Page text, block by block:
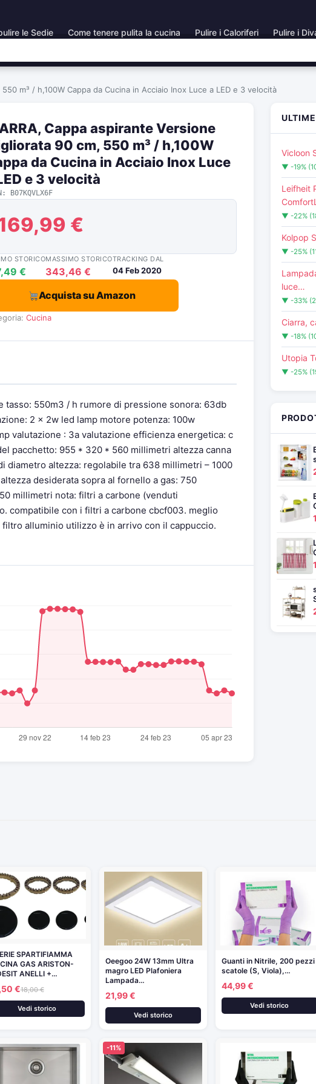
le Sedie Come tenere pulita la cucina Pulire i Caloriferi Pulire i
m³ / h,100W Cappa da Cucina in Acciaio Inox Luce a LED e 3 velocità
Cappa aspirante Versione
90 cm, 550 m³ / h,100W
da Cucina in Acciaio Inox Luce
e 3 velocità
B07KQVLX6F
€
STORICO
€
MASSIMO STORICO
343,46 €
TRACKING DAL
04 Feb 2020
Acquista su Amazon
Cucina
550m3 / h rumore di pressione sonora: 63db
2 x 2w led lamp motore potenza: 100w
valutazione : 3a valutazione efficienza energetica: c
pacchetto: 955 * 320 * 560 millimetri altezza canna
diametro altezza: regolabile tra 638 millimetri – 1000
desiderata sopra al fornello a gas: 750
millimetri nota: filtri a carbone (venduti
compatibile con i filtri a carbone cbcf003. meglio
alluminio utilizzo è in arrivo con il cappuccio.
Vicloon
▼ -19%
Leifheit
▼ -22%
Kolpop
▼ -25%
luce…
▼ -33%
Ciarra,
▼ -18%
Utopia
▼ -25%
SPARTIFIAMMA
GAS ARISTON-
ANELLI +…
€18,00 €
Vedi storico
Oeegoo 24W 13mm Ultra
magro LED Plafoniera
Lampada…
21,99 €
Vedi storico
Guanti in Nitrile, 200 pezzi
scatole (S, Viola),…
44,99 €
Vedi storico
-11%